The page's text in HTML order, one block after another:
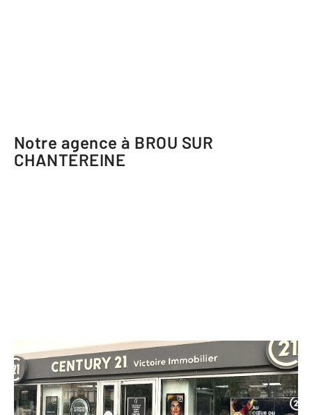
Notre agence à BROU SUR
CHANTEREINE
CENTURY 21 Victoire Immobilier
66 bis avenue Jean Jaurès
BROU SUR CHANTEREINE - 77177